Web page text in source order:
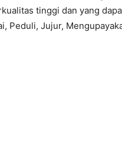
tinggi dan yang
Peduli, Jujur,